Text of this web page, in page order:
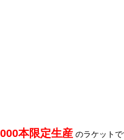
本限定生産 のラケット